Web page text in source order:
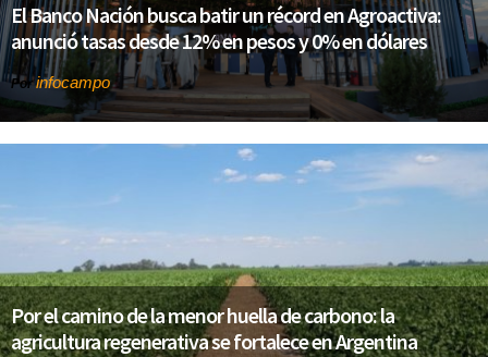
El Banco Nación busca batir un récord en Agroactiva:
anunció tasas desde 12% en pesos y 0% en dólares
Porinfocampo
Por el camino de la menor huella de carbono: la
agricultura regenerativa se fortalece en Argentina